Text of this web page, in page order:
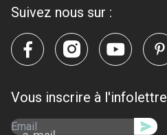
Suivez nous sur :
Vous inscrire à l'infolettre